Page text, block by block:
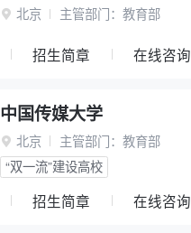
 北京 主管部门： 教育部
招生简章 在线咨询
中国传媒大学
 北京 主管部门： 教育部
“双一流”建设高校
招生简章 在线咨询